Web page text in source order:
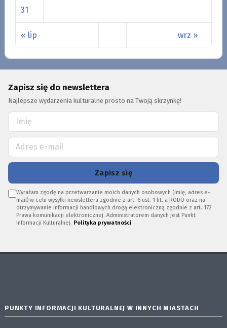
« lip wrz »
31
Zapisz się do newslettera
Najlepsze wydarzenia kulturalne prosto na Twoją skrzynkę!
Zapisz się
Wyrażam zgodę na przetwarzanie moich danych osobowych (imię, adres e-
mail) w celu wysyłki newslettera zgodnie z art. 6 ust. 1 lit. a RODO oraz na
otrzymywanie informacji handlowych drogą elektroniczną zgodnie z art. 172
Prawa komunikacji elektronicznej. Administratorem danych jest Punkt
Informacji Kulturalnej. Polityka prywatności.
PUNKTY INFORMACJI KULTURALNEJ W INNYCH MIASTACH